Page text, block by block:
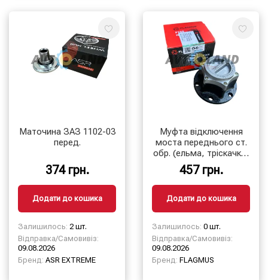
Маточина ЗАЗ 1102-03
перед.
374 грн.
Додати до кошика
Залишилось: 2 шт.
Відправка/Самовивіз:
09.08.2026
Бренд: ASR EXTREME
Муфта відключення
моста переднього ст.
обр. (ельма, тріскачка)
УАЗ 452,469, FLAGMUS
457 грн.
Додати до кошика
Залишилось: 0 шт.
Відправка/Самовивіз:
09.08.2026
Бренд: FLAGMUS